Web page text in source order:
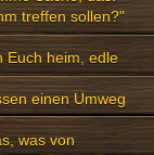
treffen sollen?"
Euch heim, edle
einen Umweg
was von